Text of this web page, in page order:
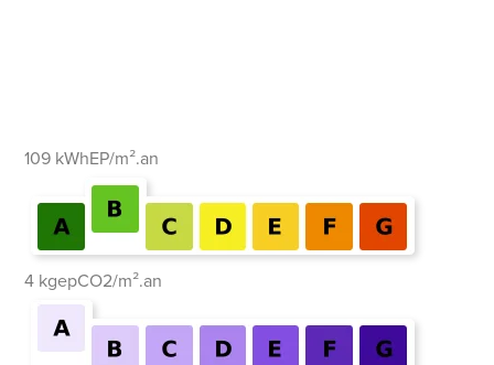
109 kWhEP/m².an
4 kgepCO2/m².an